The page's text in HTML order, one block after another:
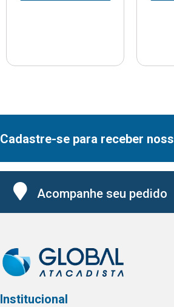
Cadastre-se para receber
Acompanhe seu pedido
Institucional